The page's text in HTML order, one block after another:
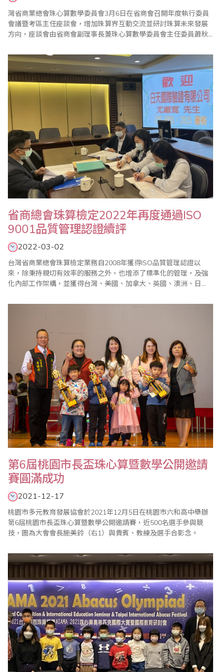
灣省商業總會珠心算數學委員會3月6日在省商會召開年度執行委員
會議暨考區主任座談會，增加珠算界互動交流並研討珠算未來發展
方向，座談會由省商會副理事長兼珠心算數學委員會主任委員蕭秋
外，也通過111年度各項重點工作，包括1年4次的珠心算檢定
（3/20、5/15、9/18、12/18）、2次的數學評鑑（1/16、6/19）、2
次海峽兩岸珠心算通信..
省商總會珠算檢定2022年再度通過ISO
9001品質管理認證續評
2022-03-02
台灣省商業總會珠算檢定業務自2008年獲得ISO品質管理認證以
來，除秉持親切有效率的服務之外，也增添了標準化的管理，及強
化內部工作架構，並獲得台灣、美國、加拿大、英國、澳洲、日
陸等地的認同並加入省商總會組織，參加珠算心算鑑定，深獲好
第6屆桃園市長盃珠心算暨數學公開邀請
賽圓滿成功
2021-12-17
桃園市多元教育發展協會於2021年12月5日在桃園市六和高中舉辦
第6屆桃園市長盃珠心算暨數學公開邀請賽，近500名選手參與競